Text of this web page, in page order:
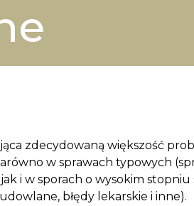
zdecydowaną większość
w sprawach typowych
i w sporach o wysokim
błędy lekarskie i inne).